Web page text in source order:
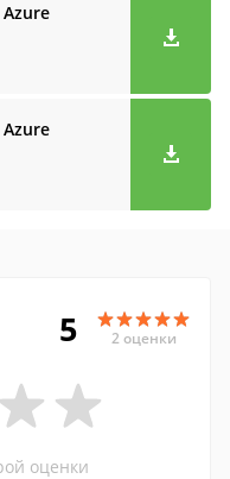
5 2 оценки
оценки